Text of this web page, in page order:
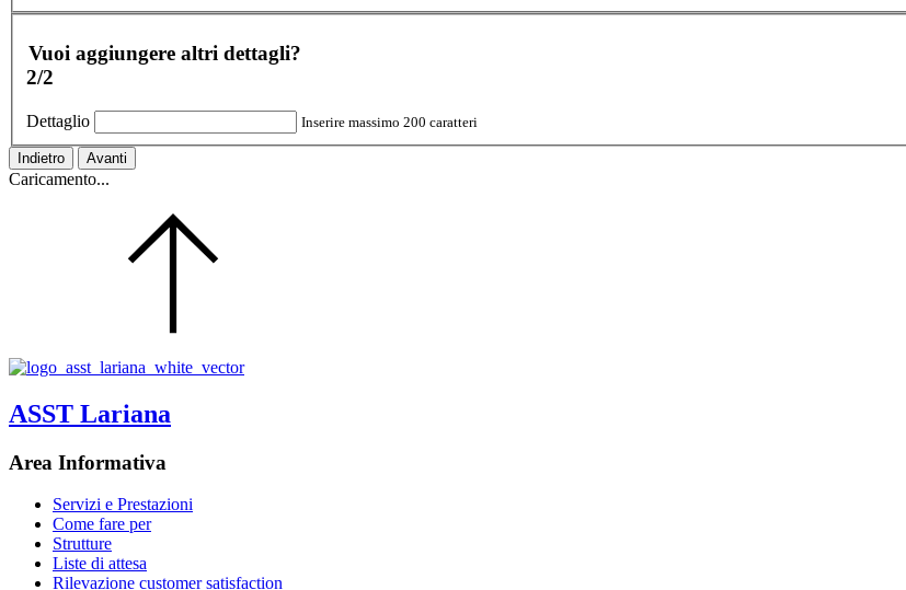
Vuoi aggiungere altri dettagli?
2/2
Dettaglio Inserire massimo 200 caratteri
Indietro Avanti
Caricamento...
ASST Lariana
Area Informativa
Servizi e Prestazioni
Come fare per
Strutture
Liste di attesa
Rilevazione customer satisfaction